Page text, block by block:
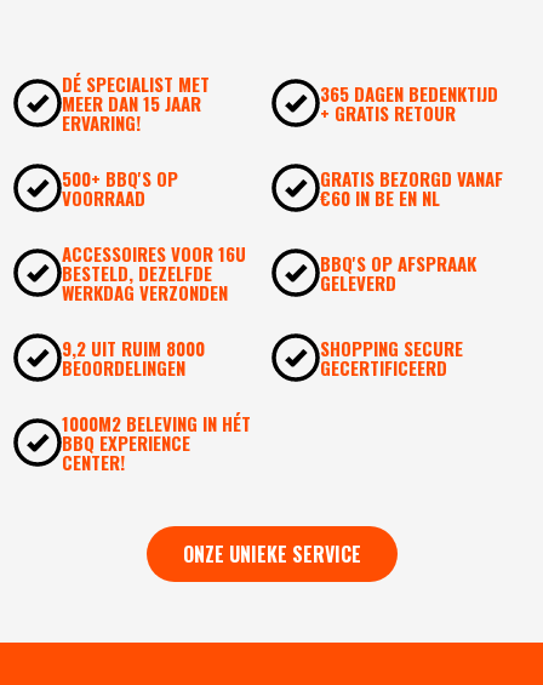
DÉ SPECIALIST MET
MEER DAN 15 JAAR
ERVARING!
365 DAGEN BEDENKTIJD
+ GRATIS RETOUR
500+ BBQ'S OP
VOORRAAD
GRATIS BEZORGD VANAF
€60 IN BE EN NL
ACCESSOIRES VOOR 16U
BESTELD, DEZELFDE
WERKDAG VERZONDEN
BBQ'S OP AFSPRAAK
GELEVERD
9,2 UIT RUIM 8000
BEOORDELINGEN
SHOPPING SECURE
GECERTIFICEERD
1000M2 BELEVING IN HÉT
BBQ EXPERIENCE
CENTER!
ONZE UNIEKE SERVICE